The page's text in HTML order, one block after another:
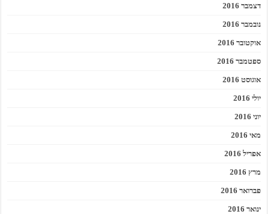
דצמבר 2016
נובמבר 2016
אוקטובר 2016
ספטמבר 2016
אוגוסט 2016
יולי 2016
יוני 2016
מאי 2016
אפריל 2016
מרץ 2016
פברואר 2016
ינואר 2016